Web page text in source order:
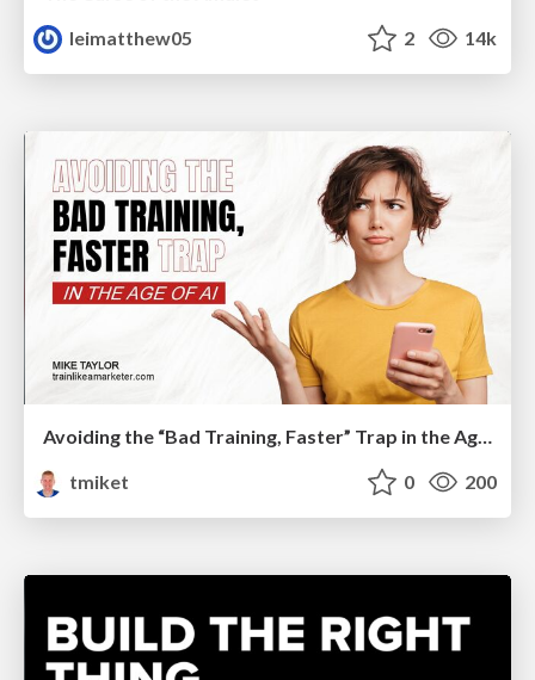
leimatthew05
2 14k
Avoiding the “Bad Training, Faster” Trap in the Age of AI
tmiket
0 200